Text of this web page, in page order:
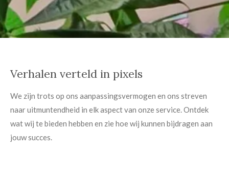
Verhalen verteld in pixels
We zijn trots op ons aanpassingsvermogen en ons streven
naar uitmuntendheid in elk aspect van onze service. Ontdek
wat wij te bieden hebben en zie hoe wij kunnen bijdragen aan
jouw succes.